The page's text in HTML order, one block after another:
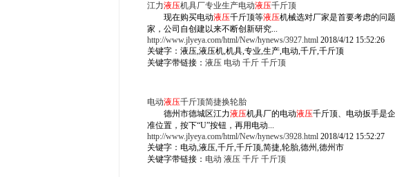
江力液压机具厂专业生产电动液压千斤顶
现在购买电动液压千斤顶等液压机械选对厂家是首要考虑的问
家，公司自创建以来不断创新研究...
http://www.jlyeya.com/html/New/hynews/3927.html 2018/4/12 15:52:26
关键字：液压,液压机,机具,专业,生产,电动,千斤,千斤顶
关键字带链接： 液压 电动 千斤 千斤顶
电动液压千斤顶简捷换轮胎
德州市德城区江力液压机具厂的电动液压千斤顶、电动扳手是
准位置，按下“U”按钮，再用电动...
http://www.jlyeya.com/html/New/hynews/3928.html 2018/4/12 15:52:27
关键字：电动,液压,千斤,千斤顶,简捷,轮胎,德州,德州市
关键字带链接： 电动 液压 千斤 千斤顶